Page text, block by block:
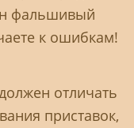
фальшивый
к ошибкам!
отличать
приставок,